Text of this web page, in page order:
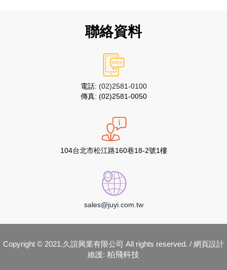
聯絡資料
電話: (02)2581-0100
傳真: (02)2581-0050
104台北市松江路160巷18-2號1樓
sales@juyi.com.tw
Copyright © 2021.久誼興業有限公司 All rights reserved. / 網頁設計
維護: 柏飛科技